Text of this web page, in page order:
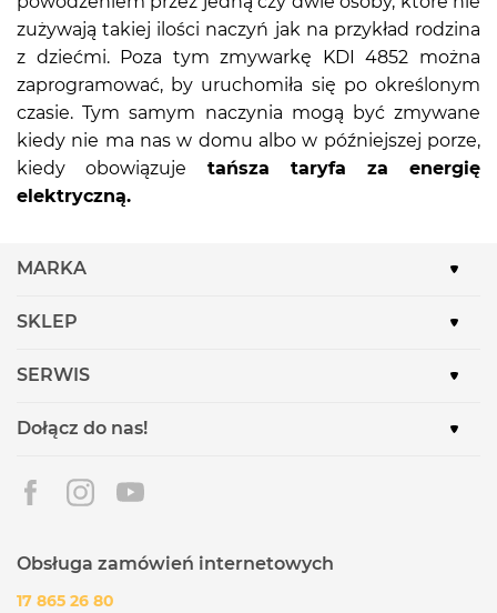
zużywają takiej ilości naczyń jak na przykład rodzina
z dziećmi. Poza tym zmywarkę KDI 4852 można
zaprogramować, by uruchomiła się po określonym
czasie. Tym samym naczynia mogą być zmywane
kiedy nie ma nas w domu albo w późniejszej porze,
kiedy obowiązuje tańsza taryfa za energię
elektryczną.
MARKA
SKLEP
SERWIS
Dołącz do nas!
Obsługa zamówień internetowych
17 865 26 80